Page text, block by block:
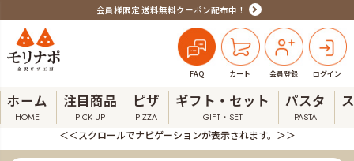
会員様限定 送料無料クーポン配布中！
FAQ カート 会員登録 ログイン
ホーム
HOME
注目商品
PICK UP
ピザ
PIZZA
ギフト・セット
GIFT・SET
パスタ
PASTA
＜＜スクロールでナビゲーションが表示されます。＞＞